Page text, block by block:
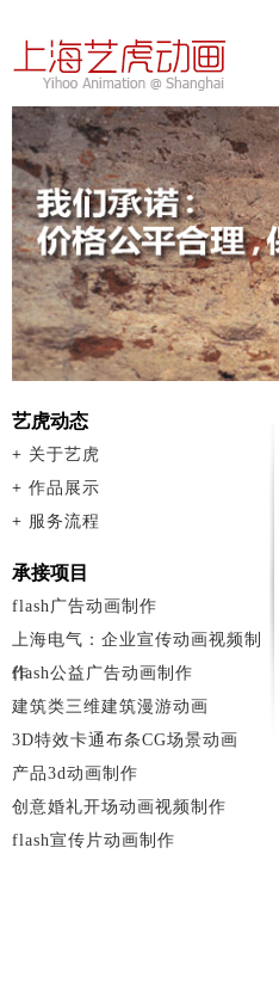
艺虎动态
+ 关于艺虎
+ 作品展示
+ 服务流程
承接项目
flash广告动画制作
上海电气：企业宣传动画视频制
作
flash公益广告动画制作
建筑类三维建筑漫游动画
3D特效卡通布条CG场景动画
产品3d动画制作
创意婚礼开场动画视频制作
flash宣传片动画制作